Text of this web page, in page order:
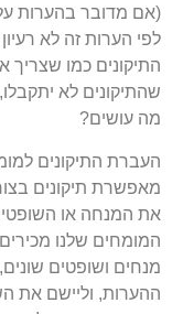
(אם מדובר בהערות
לפי הערות זה לא
התיקונים כמו שצריך
שהתיקונים לא
מה עושים?
העברת התיקונים
מאפשרת תיקונים
את המנחה או
המומחים שלנו
מנחים ושופטים
ההערות, וליישם את